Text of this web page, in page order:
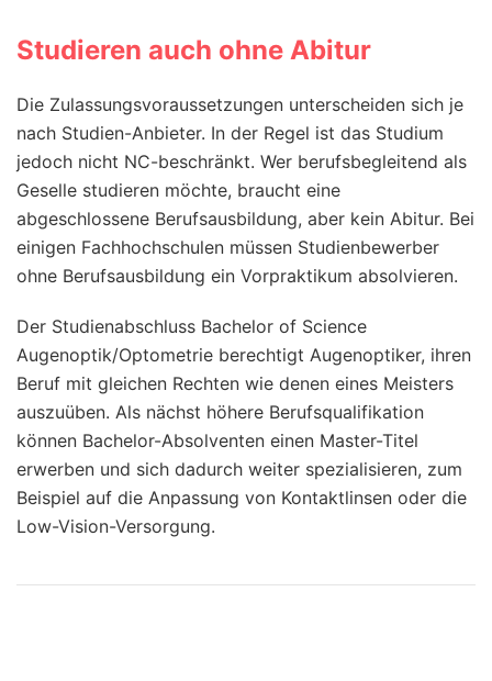
Studieren auch ohne Abitur
Die Zulassungsvoraussetzungen unterscheiden sich je
nach Studien-Anbieter. In der Regel ist das Studium
jedoch nicht NC-beschränkt. Wer berufsbegleitend als
Geselle studieren möchte, braucht eine
abgeschlossene Berufsausbildung, aber kein Abitur. Bei
einigen Fachhochschulen müssen Studienbewerber
ohne Berufsausbildung ein Vorpraktikum absolvieren.
Der Studienabschluss Bachelor of Science
Augenoptik/Optometrie berechtigt Augenoptiker, ihren
Beruf mit gleichen Rechten wie denen eines Meisters
auszuüben. Als nächst höhere Berufsqualifikation
können Bachelor-Absolventen einen Master-Titel
erwerben und sich dadurch weiter spezialisieren, zum
Beispiel auf die Anpassung von Kontaktlinsen oder die
Low-Vision-Versorgung.